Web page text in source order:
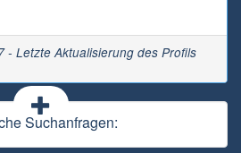
- Letzte Aktualisierung des Profils
Suchanfragen: